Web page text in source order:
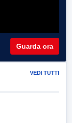
Guarda ora
VEDI TUTTI